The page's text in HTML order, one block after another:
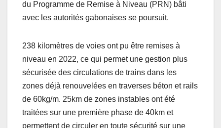
du Programme de Remise à Niveau (PRN) bâti
avec les autorités gabonaises se poursuit.
238 kilomètres de voies ont pu être remises à
niveau en 2022, ce qui permet une gestion plus
sécurisée des circulations de trains dans les
zones déjà renouvelées en traverses béton et rails
de 60kg/m. 25km de zones instables ont été
traitées sur une première phase de 40km et
permettent de circuler en toute sécurité sur une